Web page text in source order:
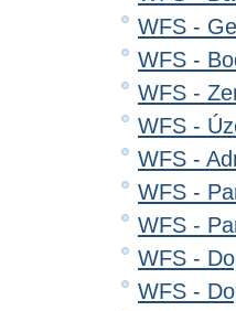
WFS -
WFS -
WFS -
WFS -
WFS -
WFS -
WFS -
WFS -
WFS -